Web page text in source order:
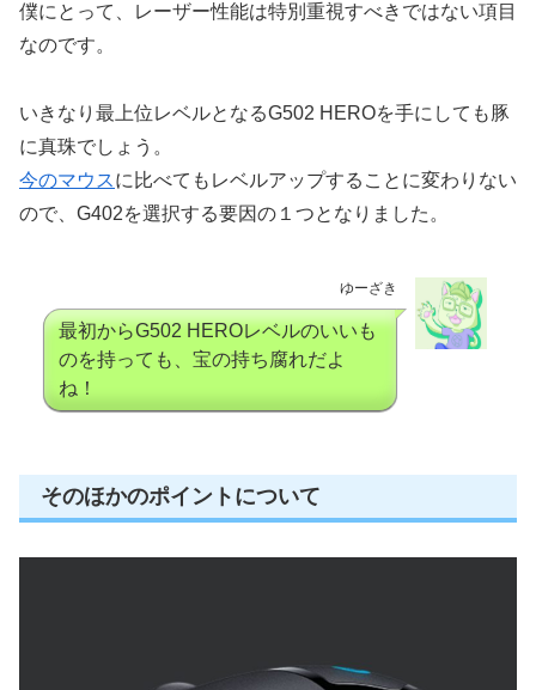
僕にとって、レーザー性能は特別重視すべきではない項目
なのです。
いきなり最上位レベルとなるG502 HEROを手にしても豚
に真珠でしょう。
今のマウスに比べてもレベルアップすることに変わりない
ので、G402を選択する要因の１つとなりました。
ゆーざき
最初からG502 HEROレベルのいいも
のを持っても、宝の持ち腐れだよ
ね！
そのほかのポイントについて